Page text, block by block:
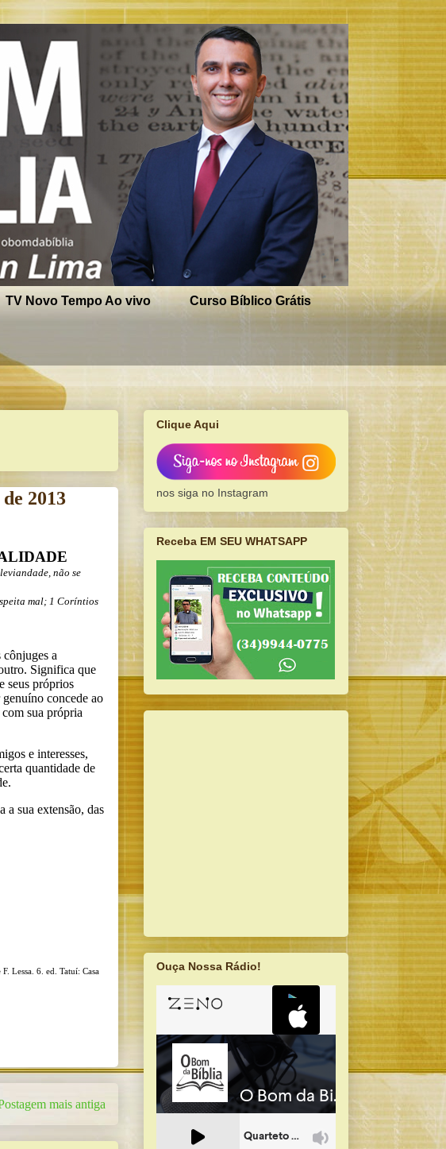
TV Novo Tempo Ao vivo Curso Bíblico Grátis
2013
não se
mal; 1 Coríntios
a
Significa que
seus próprios
concede ao
sua própria
e interesses,
quantidade de
a sua extensão, das
Lessa. 6. ed. Tatuí: Casa
mais antiga
Clique Aqui
nos siga no Instagram
Receba EM SEU WHATSAPP
Ouça Nossa Rádio!